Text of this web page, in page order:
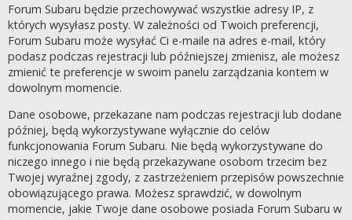
Forum Subaru będzie przechowywać wszystkie adresy IP, z
których wysyłasz posty. W zależności od Twoich preferencji,
Forum Subaru może wysyłać Ci e-maile na adres e-mail, który
podasz podczas rejestracji lub późniejszej zmienisz, ale możesz
zmienić te preferencje w swoim panelu zarządzania kontem w
dowolnym momencie.
Dane osobowe, przekazane nam podczas rejestracji lub dodane
później, będą wykorzystywane wyłącznie do celów
funkcjonowania Forum Subaru. Nie będą wykorzystywane do
niczego innego i nie będą przekazywane osobom trzecim bez
Twojej wyraźnej zgody, z zastrzeżeniem przepisów powszechnie
obowiązującego prawa. Możesz sprawdzić, w dowolnym
momencie, jakie Twoje dane osobowe posiada Forum Subaru w